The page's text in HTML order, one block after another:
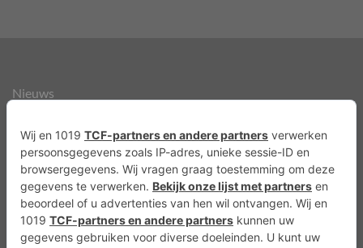
Nieuws
Over ons
Agenda